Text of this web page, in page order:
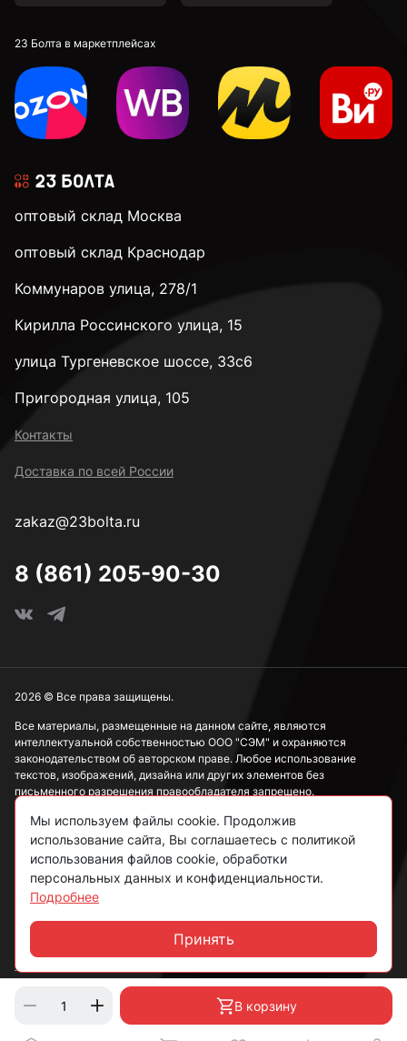
В корзину
23 Болта в маркетплейсах
оптовый склад Москва
оптовый склад Краснодар
Коммунаров улица, 278/1
Кирилла Россинского улица, 15
улица Тургеневское шоссе, 33с6
Пригородная улица, 105
Контакты
Доставка по всей России
zakaz@23bolta.ru
8 (861) 205-90-30
Все материалы, размещенные на данном сайте, являются
интеллектуальной собственностью ООО "СЭМ" и охраняются
законодательством об авторском праве. Любое использование
текстов, изображений, дизайна или других элементов без
письменного разрешения правообладателя запрещено.
Информация, представленная на сайте, носит исключительно
ознакомительный характер и не может рассматриваться как
публичная оферта в соответствии со ст. 437 ГК РФ.
Политика конфиденциальности
Согласие на обработку данных
Пользовательское соглашение
2026 © Все права защищены.
Мы используем файлы cookie. Продолжив
использование сайта, Вы соглашаетесь с политикой
использования файлов cookie, обработки
персональных данных и конфиденциальности.
Подробнее
Принять
Чат